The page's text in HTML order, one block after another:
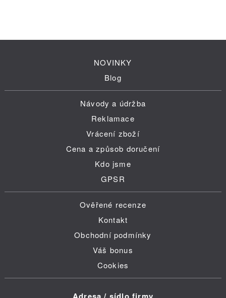
NOVINKY
Blog
Návody a údržba
Reklamace
Vrácení zboží
Cena a způsob doručení
Kdo jsme
GPSR
Ověřené recenze
Kontakt
Obchodní podmínky
Váš bonus
Cookies